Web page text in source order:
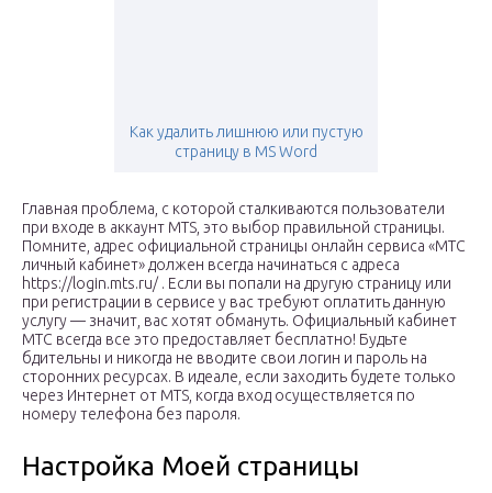
Как удалить лишнюю или пустую
страницу в MS Word
Главная проблема, с которой сталкиваются пользователи
при входе в аккаунт MTS, это выбор правильной страницы.
Помните, адрес официальной страницы онлайн сервиса «МТС
личный кабинет» должен всегда начинаться с адреса
https://login.mts.ru/ . Если вы попали на другую страницу или
при регистрации в сервисе у вас требуют оплатить данную
услугу — значит, вас хотят обмануть. Официальный кабинет
МТС всегда все это предоставляет бесплатно! Будьте
бдительны и никогда не вводите свои логин и пароль на
сторонних ресурсах. В идеале, если заходить будете только
через Интернет от MTS, когда вход осуществляется по
номеру телефона без пароля.
Настройка Моей страницы